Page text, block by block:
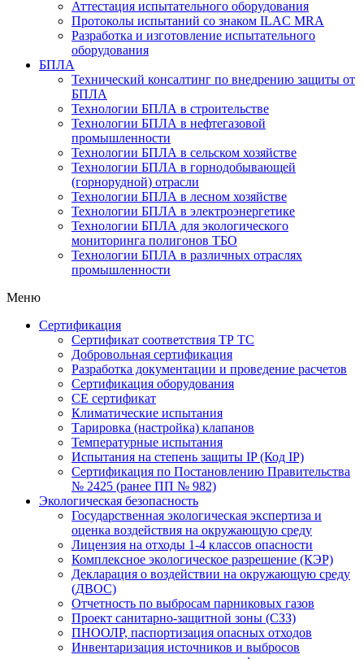
Аттестация испытательного оборудования
Протоколы испытаний со знаком ILAC MRA
Разработка и изготовление испытательного
оборудования
БПЛА
Технический консалтинг по внедрению защиты от
БПЛА
Технологии БПЛА в строительстве
Технологии БПЛА в нефтегазовой
промышленности
Технологии БПЛА в сельском хозяйстве
Технологии БПЛА в горнодобывающей
(горнорудной) отрасли
Технологии БПЛА в лесном хозяйстве
Технологии БПЛА в электроэнергетике
Технологии БПЛА для экологического
мониторинга полигонов ТБО
Технологии БПЛА в различных отраслях
промышленности
Меню
Сертификация
Cертификат соответствия ТР ТС
Добровольная сертификация
Разработка документации и проведение расчетов
Сертификация оборудования
CE cертификат
Климатические испытания
Тарировка (настройка) клапанов
Температурные испытания
Испытания на степень защиты IP (Код IP)
Сертификация по Постановлению Правительства
№ 2425 (ранее ПП № 982)
Экологическая безопасность
Государственная экологическая экспертиза и
оценка воздействия на окружающую среду
Лицензия на отходы 1-4 классов опасности
Комплексное экологическое разрешение (КЭР)
Декларация о воздействии на окружающую среду
(ДВОС)
Отчетность по выбросам парниковых газов
Проект санитарно-защитной зоны (СЗЗ)
ПНООЛР, паспортизация опасных отходов
Инвентаризация источников и выбросов